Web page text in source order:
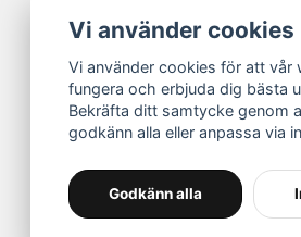
Vi använder cookies
Vi använder cookies för att vår
fungera och erbjuda dig bästa
Bekräfta ditt samtycke genom
godkänn alla eller anpassa via
Godkänn alla